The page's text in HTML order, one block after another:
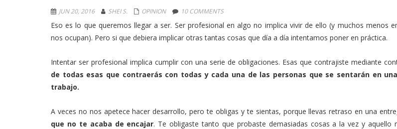
JUN 20, 2016 SHEI S. OPINION 10 COMMENTS
Eso es lo que queremos llegar a ser. Ser profesional en algo no implica vivir de ello (y muchos menos
nos ocupan). Pero si que debiera implicar otras tantas cosas que día a día intentamos poner en práctica.
Intentar ser profesional implica cumplir con una serie de obligaciones. Esas que contrajiste mediante
de todas esas que contraerás con todas y cada una de las personas que se sentarán en
trabajo.
A veces no nos apetece hacer desarrollo, pero te obligas y te sientas, porque llevas retraso en una
que no te acaba de encajar. Te obligaste tanto que probaste demasiadas cosas a la vez y aquello